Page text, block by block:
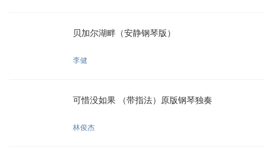
贝加尔湖畔（安静钢琴版）
李健
可惜没如果 （带指法）原版钢琴独奏
林俊杰